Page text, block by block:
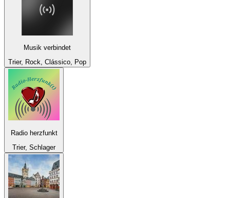
Musik verbindet
Trier, Rock, Clássico, Pop
Radio herzfunkt
Trier, Schlager